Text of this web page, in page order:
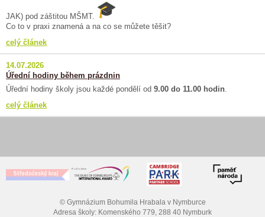
JAK) pod záštitou MŠMT.
Co to v praxi znamená a na co se můžete těšit?
celý článek
14.07.2026
Úřední hodiny během prázdnin
Úřední hodiny školy jsou každé pondělí od 9.00 do 11.00 hodin
celý článek
© Gymnázium Bohumila Hrabala v Nymburce
Adresa školy: Komenského 779, 288 40 Nymburk